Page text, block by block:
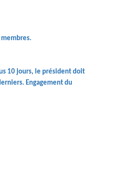
10 jours, le président doit
Engagement du